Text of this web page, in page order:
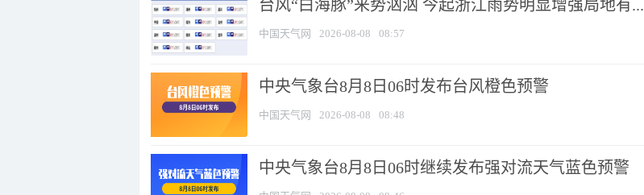
台风“白海豚”来势汹汹 今起浙江雨势明显增强局地有...
中国天气网 2026-08-08 08:57
中央气象台8月8日06时发布台风橙色预警
中国天气网 2026-08-08 08:48
中央气象台8月8日06时继续发布强对流天气蓝色预警